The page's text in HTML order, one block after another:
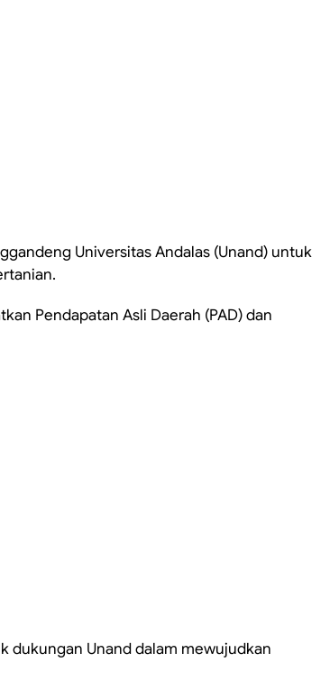
Universitas Andalas (Unand) untuk
Pendapatan Asli Daerah (PAD) dan
dukungan Unand dalam mewujudkan